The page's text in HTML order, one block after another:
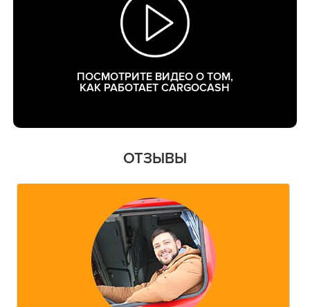
ПОСМОТРИТЕ ВИДЕО О ТОМ,
КАК РАБОТАЕТ CARGOCASH
ОТЗЫВЫ